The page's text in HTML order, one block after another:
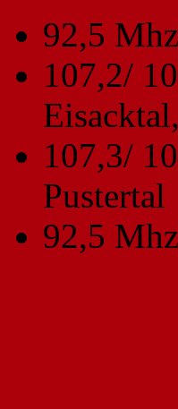
92,5 Mhz
107,2/
107,3/
Pustertal
92,5 Mhz